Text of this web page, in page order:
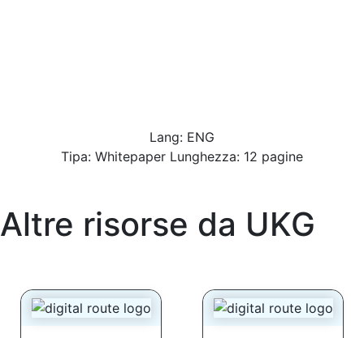
Lang: ENG
Tipa: Whitepaper Lunghezza: 12 pagine
Altre risorse da UKG